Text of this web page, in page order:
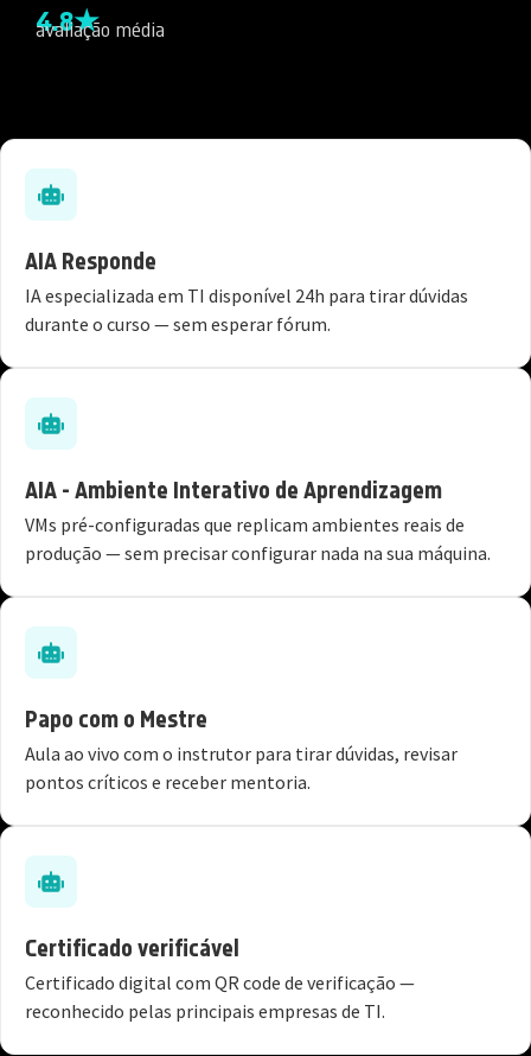
4.8★
avaliação média
AIA Responde
IA especializada em TI disponível 24h para tirar dúvidas
durante o curso — sem esperar fórum.
AIA - Ambiente Interativo de Aprendizagem
VMs pré-configuradas que replicam ambientes reais de
produção — sem precisar configurar nada na sua máquina.
Papo com o Mestre
Aula ao vivo com o instrutor para tirar dúvidas, revisar
pontos críticos e receber mentoria.
Certificado verificável
Certificado digital com QR code de verificação —
reconhecido pelas principais empresas de TI.